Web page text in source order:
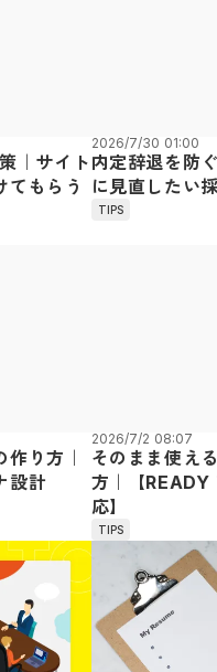
｜サイト
てもらう
2026/7/30 01:00
内定辞退を防
に見直したい
TIPS
り方｜
設計
2026/7/2 08:07
そのまま使え
方｜【
応】
TIPS